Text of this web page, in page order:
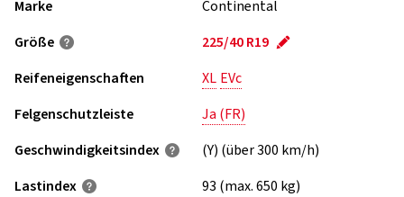
Marke
Continental
Größe
225/40 R19
Reifeneigenschaften
XL EVc
Felgenschutzleiste
Ja (FR)
Geschwindigkeits­index
(Y) (über 300 km/h)
Lastindex
93 (max. 650 kg)